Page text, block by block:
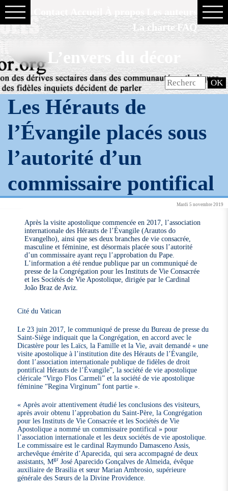
La charte FAQ
L’envers du décor
Les Hérauts de
l’Évangile placés sous
l’autorité d’un
commissaire pontifical
Mardi 5 novembre 2019
Après la visite apostolique commencée en 2017, l’association
internationale des Hérauts de l’Évangile (Arautos do
Evangelho), ainsi que ses deux branches de vie consacrée,
masculine et féminine, est désormais placée sous l’autorité
d’un commissaire ayant reçu l’approbation du Pape.
L’information a été rendue publique par un communiqué de
presse de la Congrégation pour les Instituts de Vie Consacrée
et les Sociétés de Vie Apostolique, dirigée par le Cardinal
João Braz de Aviz.
Cité du Vatican
Le 23 juin 2017, le communiqué de presse du Bureau de presse du
Saint-Siège indiquait que la Congrégation, en accord avec le
Dicastère pour les Laïcs, la Famille et la Vie, avait demandé « une
visite apostolique à l’institution dite des Hérauts de l’Évangile,
dont l’association internationale publique de fidèles de droit
pontifical Hérauts de l’Évangile”, la société de vie apostolique
cléricale “Virgo Flos Carmeli” et la société de vie apostolique
féminine “Regina Virginum” font partie ».
« Après avoir attentivement étudié les conclusions des visiteurs,
après avoir obtenu l’approbation du Saint-Père, la Congrégation
pour les Instituts de Vie Consacrée et les Sociétés de Vie
Apostolique a nommé un commissaire pontifical » pour
l’association internationale et les deux sociétés de vie apostolique.
Le commissaire est le cardinal Raymundo Damasceno Assis,
archevêque émérite d’Aparecida, qui sera accompagné de deux
assistants, Mgr José Aparecido Gonçalves de Almeida, évêque
auxiliaire de Brasilia et sœur Marian Ambrosio, supérieure
générale des Sœurs de la Divine Providence.